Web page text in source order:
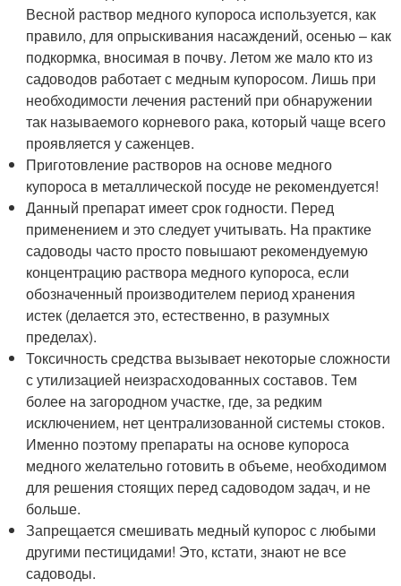
Весной раствор медного купороса используется, как
правило, для опрыскивания насаждений, осенью – как
подкормка, вносимая в почву. Летом же мало кто из
садоводов работает с медным купоросом. Лишь при
необходимости лечения растений при обнаружении
так называемого корневого рака, который чаще всего
проявляется у саженцев.
Приготовление растворов на основе медного
купороса в металлической посуде не рекомендуется!
Данный препарат имеет срок годности. Перед
применением и это следует учитывать. На практике
садоводы часто просто повышают рекомендуемую
концентрацию раствора медного купороса, если
обозначенный производителем период хранения
истек (делается это, естественно, в разумных
пределах).
Токсичность средства вызывает некоторые сложности
с утилизацией неизрасходованных составов. Тем
более на загородном участке, где, за редким
исключением, нет централизованной системы стоков.
Именно поэтому препараты на основе купороса
медного желательно готовить в объеме, необходимом
для решения стоящих перед садоводом задач, и не
больше.
Запрещается смешивать медный купорос с любыми
другими пестицидами! Это, кстати, знают не все
садоводы.